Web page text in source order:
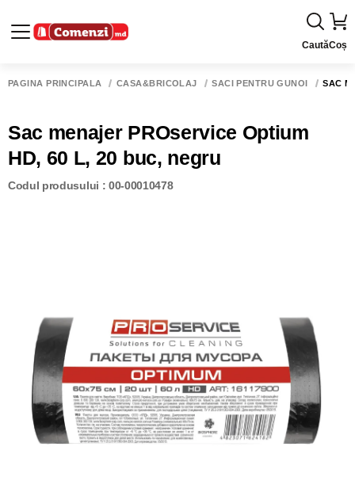
CautăCoș
PAGINA PRINCIPALĂ CASĂ&BRICOLAJ SACI PENTRU GUNOI SAC
Sac menajer PROservice Optium
HD, 60 L, 20 buc, negru
Codul produsului : 00-00010478